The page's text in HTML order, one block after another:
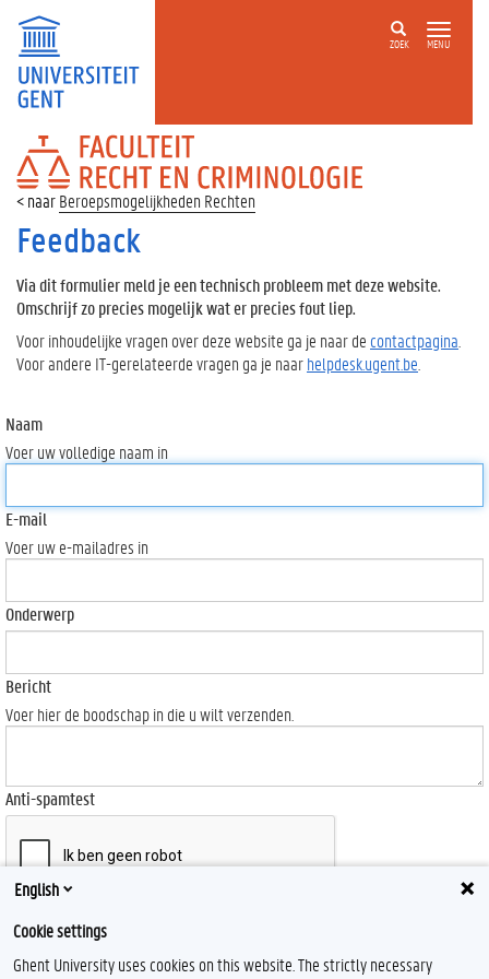
ZOEK MENU
FACULTEIT
RECHT
EN
CRIMINOLOGIE
Beroepsmogelijkheden Rechten
Feedback
Via dit formulier meld je een technisch probleem met deze website.
Omschrijf zo precies mogelijk wat er precies fout liep.
Voor inhoudelijke vragen over deze website ga je naar de contactpagina
Voor andere IT-gerelateerde vragen ga je naarhelpdesk.ugent.be
Naam
Voer uw volledige naam in
E-mail
Voer uw e-mailadres in
Onderwerp
Bericht
Voer hier de boodschap in die u wilt verzenden.
Anti-spamtest
Send
English
Cookie settings
Ghent University uses cookies on this website. The strictly necessary